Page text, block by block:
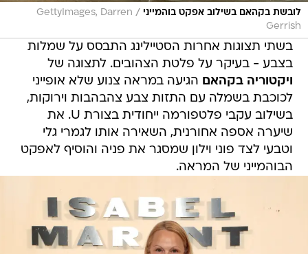
לובשת בקהאם בשילוב אפקט בוהמייני /
GettyImages, Darren
Gerrish
בשתי תצוגות אחרות הסטיילינג התבסס על שמלות
בצבע - בעיקר על פלטת הצהובים. לתצוגה של
ויקטוריה בקהאם הגיעה במראה צנוע שלא אופייני
לכוכבת בשמלה עם התזות צבע צהבהבות וירוקות,
בשילוב עקבי פלטפורמה ייחודית בצורת U. את
שיערה אספה אחורנית, השאירה אותו לגמרי גלי
וטבעי לצד פוני וילון שמסגר את פניה והוסיף לאפקט
הבוהמייני של המראה.